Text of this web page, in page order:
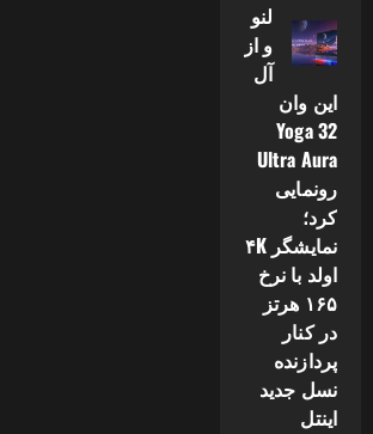
لنو
و از
آل
این وان
Yoga 32
Ultra Aura
رونمایی
کرد؛
نمایشگر ۴K
اولد با نرخ
۱۶۵ هرتز
در کنار
پردازنده
نسل جدید
اینتل